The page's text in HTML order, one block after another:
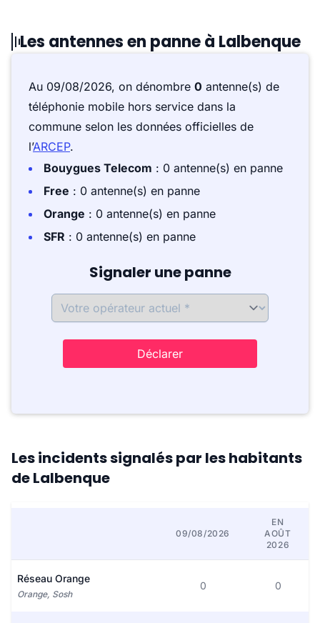
Les antennes en panne à Lalbenque
Au 09/08/2026, on dénombre 0 antenne(s) de
téléphonie mobile hors service dans la
commune selon les données officielles de
l’ARCEP.
Bouygues Telecom : 0 antenne(s) en panne
Free : 0 antenne(s) en panne
Orange : 0 antenne(s) en panne
SFR : 0 antenne(s) en panne
Signaler une panne
Déclarer
Les incidents signalés par les habitants
de Lalbenque
09/08/2026
EN
AOÛT
2026
Réseau Orange
Orange, Sosh
0 0